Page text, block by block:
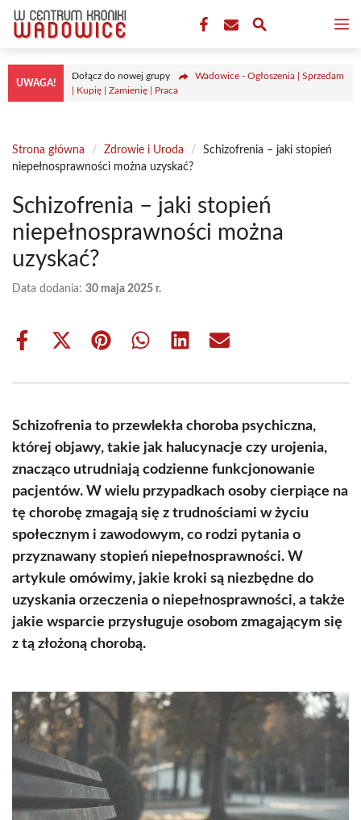
Przejdź
treści
UWAGA!
Dołącz do nowej grupy
Wadowice - Ogłoszenia | Sprzedam
| Kupię | Zamienię | Praca
Strona główna / Zdrowie i Uroda /
Schizofrenia – jaki stopień
niepełnosprawności można uzyskać?
Schizofrenia – jaki stopień
niepełnosprawności można
uzyskać?
Data dodania: 30 maja 2025 r.
Share
Share
(Twitter)
Share Share Share Share
Schizofrenia to przewlekła choroba psychiczna,
której objawy, takie jak halucynacje czy urojenia,
znacząco utrudniają codzienne funkcjonowanie
pacjentów. W wielu przypadkach osoby cierpiące na
tę chorobę zmagają się z trudnościami w życiu
społecznym i zawodowym, co rodzi pytania o
przyznawany stopień niepełnosprawności. W
artykule omówimy, jakie kroki są niezbędne do
uzyskania orzeczenia o niepełnosprawności, a także
jakie wsparcie przysługuje osobom zmagającym się
z tą złożoną chorobą.